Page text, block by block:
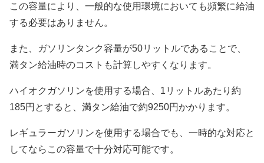
この容量により、一般的な使用環境においても頻繁に給油
する必要はありません。
また、ガソリンタンク容量が50リットルであることで、
満タン給油時のコストも計算しやすくなります。
ハイオクガソリンを使用する場合、1リットルあたり約
185円とすると、満タン給油で約9250円かかります。
レギュラーガソリンを使用する場合でも、一時的な対応と
してならこの容量で十分対応可能です。